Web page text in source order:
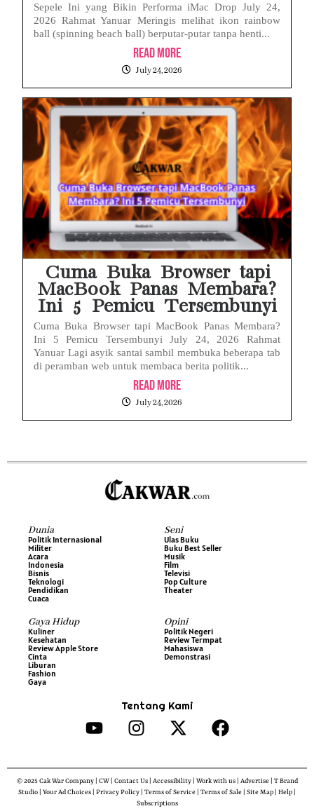
Sepele Ini yang Bikin Performa iMac Drop July 24,
2026 Rahmat Yanuar Meringis melihat ikon rainbow
ball (spinning beach ball) berputar-putar tanpa henti...
Read More
July 24, 2026
Cuma Buka Browser tapi
MacBook Panas Membara?
Ini 5 Pemicu Tersembunyi
Cuma Buka Browser tapi MacBook Panas Membara?
Ini 5 Pemicu Tersembunyi July 24, 2026 Rahmat
Yanuar Lagi asyik santai sambil membuka beberapa tab
di peramban web untuk membaca berita politik...
Read More
July 24, 2026
Dunia
Politik Internasional
Militer
Acara
Indonesia
Bisnis
Teknologi
Pendidikan
Cuaca
Seni
Ulas Buku
Buku Best Seller
Musik
Film
Televisi
Pop Culture
Theater
Gaya Hidup
Kuliner
Kesehatan
Review Apple Store
Cinta
Liburan
Fashion
Gaya
Opini
Politik Negeri
Review Termpat
Mahasiswa
Demonstrasi
Tentang Kami
© 2025 Cak War Company | CW | Contact Us | Accessibility | Work with us | Advertise | T Brand
Studio | Your Ad Choices | Privacy Policy | Terms of Service | Terms of Sale | Site Map | Help |
Subscriptions